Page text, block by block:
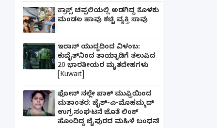
ಕ್ರಾಕ್ಸ್ ಚಪ್ಪಲಿಯಲ್ಲಿ ಅಡಗಿದ್ದ ಕೊಳಕು
ಮಂಡಲ ಹಾವು ಕಚ್ಚಿ ವ್ಯಕ್ತಿ ಸಾವು
ಇರಾನ್ ಯುದ್ಧದಿಂದ ವಿಳಂಬ:
ಕುವೈತ್‌ನಿಂದ ತಾಯ್ನಾಡಿಗೆ ತಲುಪಿದ
20 ಭಾರತೀಯರ ಮೃತದೇಹಗಳು
[Kuwait]
ಫೋನ್ ನಲ್ಲೇ ಪಾಕ್ ಮುಫ್ತಿಯಿಂದ
ಮತಾಂತರ: ಜೈಶ್-ಎ-ಮೊಹಮ್ಮದ್
ಉಗ್ರ ಸಂಘಟನೆ ಜೊತೆ ಲಿಂಕ್
ಹೊಂದಿದ್ದ ಜೈಪುರದ ಮಹಿಳೆ ಬಂಧನ!